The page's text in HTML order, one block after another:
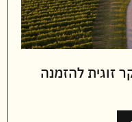
זוגית להזמנה